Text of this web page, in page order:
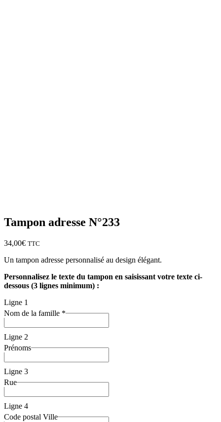
Tampon adresse N°233
34,00€ TTC
Un tampon adresse personnalisé au design élégant.
Personnalisez le texte du tampon en saisissant votre texte ci-
dessous (3 lignes minimum) :
Ligne 1
Nom de la famille *
Ligne 2
Prénoms
Ligne 3
Rue
Ligne 4
Code postal Ville